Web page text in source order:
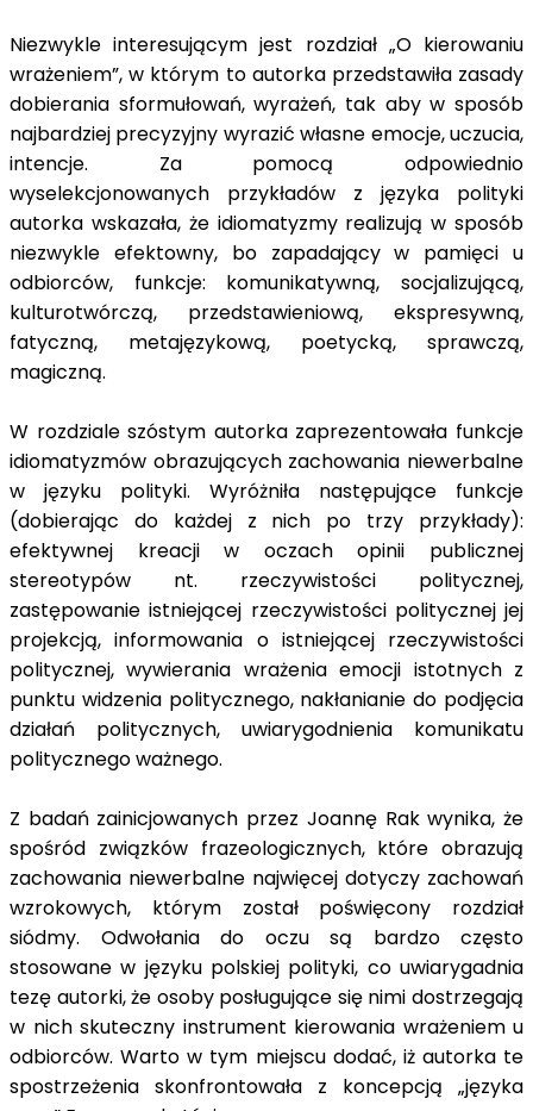
Niezwykle interesującym jest rozdział „O kierowaniu
wrażeniem”, w którym to autorka przedstawiła zasady
dobierania sformułowań, wyrażeń, tak aby w sposób
najbardziej precyzyjny wyrazić własne emocje, uczucia,
intencje. Za pomocą odpowiednio
wyselekcjonowanych przykładów z języka polityki
autorka wskazała, że idiomatyzmy realizują w sposób
niezwykle efektowny, bo zapadający w pamięci u
odbiorców, funkcje: komunikatywną, socjalizującą,
kulturotwórczą, przedstawieniową, ekspresywną,
fatyczną, metajęzykową, poetycką, sprawczą,
magiczną.
W rozdziale szóstym autorka zaprezentowała funkcje
idiomatyzmów obrazujących zachowania niewerbalne
w języku polityki. Wyróżniła następujące funkcje
(dobierając do każdej z nich po trzy przykłady):
efektywnej kreacji w oczach opinii publicznej
stereotypów nt. rzeczywistości politycznej,
zastępowanie istniejącej rzeczywistości politycznej jej
projekcją, informowania o istniejącej rzeczywistości
politycznej, wywierania wrażenia emocji istotnych z
punktu widzenia politycznego, nakłanianie do podjęcia
działań politycznych, uwiarygodnienia komunikatu
politycznego ważnego.
Z badań zainicjowanych przez Joannę Rak wynika, że
spośród związków frazeologicznych, które obrazują
zachowania niewerbalne najwięcej dotyczy zachowań
wzrokowych, którym został poświęcony rozdział
siódmy. Odwołania do oczu są bardzo często
stosowane w języku polskiej polityki, co uwiarygadnia
tezę autorki, że osoby posługujące się nimi dostrzegają
w nich skuteczny instrument kierowania wrażeniem u
odbiorców. Warto w tym miejscu dodać, iż autorka te
spostrzeżenia skonfrontowała z koncepcją „języka